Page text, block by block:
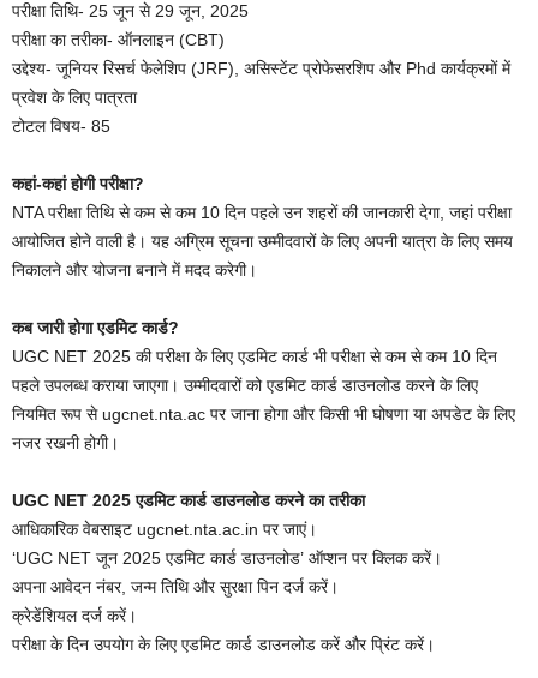
परीक्षा तिथि- 25 जून से 29 जून, 2025
परीक्षा का तरीका- ऑनलाइन (CBT)
उद्देश्य- जूनियर रिसर्च फेलेशिप (JRF), असिस्टेंट प्रोफेसरशिप और Phd कार्यक्रमों में
प्रवेश के लिए पात्रता
टोटल विषय- 85
कहां-कहां होगी परीक्षा?
NTA परीक्षा तिथि से कम से कम 10 दिन पहले उन शहरों की जानकारी देगा, जहां परीक्षा
आयोजित होने वाली है। यह अग्रिम सूचना उम्मीदवारों के लिए अपनी यात्रा के लिए समय
निकालने और योजना बनाने में मदद करेगी।
कब जारी होगा एडमिट कार्ड?
UGC NET 2025 की परीक्षा के लिए एडमिट कार्ड भी परीक्षा से कम से कम 10 दिन
पहले उपलब्ध कराया जाएगा। उम्मीदवारों को एडमिट कार्ड डाउनलोड करने के लिए
नियमित रूप से ugcnet.nta.ac पर जाना होगा और किसी भी घोषणा या अपडेट के लिए
नजर रखनी होगी।
UGC NET 2025 एडमिट कार्ड डाउनलोड करने का तरीका
आधिकारिक वेबसाइट ugcnet.nta.ac.in पर जाएं।
‘UGC NET जून 2025 एडमिट कार्ड डाउनलोड’ ऑप्शन पर क्लिक करें।
अपना आवेदन नंबर, जन्म तिथि और सुरक्षा पिन दर्ज करें।
क्रेडेंशियल दर्ज करें।
परीक्षा के दिन उपयोग के लिए एडमिट कार्ड डाउनलोड करें और प्रिंट करें।